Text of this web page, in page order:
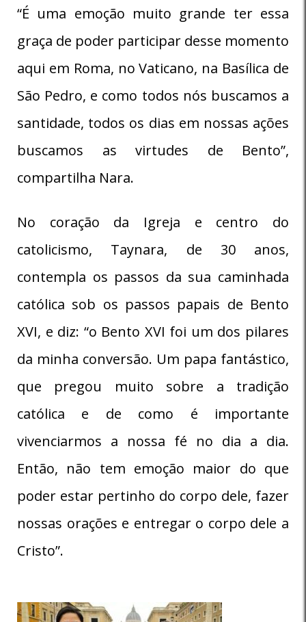
“É uma emoção muito grande ter essa
graça de poder participar desse momento
aqui em Roma, no Vaticano, na Basílica de
São Pedro, e como todos nós buscamos a
santidade, todos os dias em nossas ações
buscamos as virtudes de Bento”,
compartilha Nara.
No coração da Igreja e centro do
catolicismo, Taynara, de 30 anos,
contempla os passos da sua caminhada
católica sob os passos papais de Bento
XVI, e diz: “o Bento XVI foi um dos pilares
da minha conversão. Um papa fantástico,
que pregou muito sobre a tradição
católica e de como é importante
vivenciarmos a nossa fé no dia a dia.
Então, não tem emoção maior do que
poder estar pertinho do corpo dele, fazer
nossas orações e entregar o corpo dele a
Cristo”.